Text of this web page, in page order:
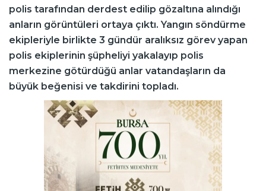
polis tarafından derdest edilip gözaltına alındığı
anların görüntüleri ortaya çıktı. Yangın söndürme
ekipleriyle birlikte 3 gündür aralıksız görev yapan
polis ekiplerinin şüpheliyi yakalayıp polis
merkezine götürdüğü anlar vatandaşların da
büyük beğenisi ve takdirini topladı.